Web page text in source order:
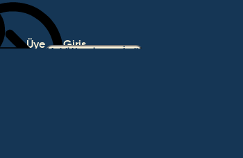
Üye
Giriş
Mobil Uygulamayı İndir